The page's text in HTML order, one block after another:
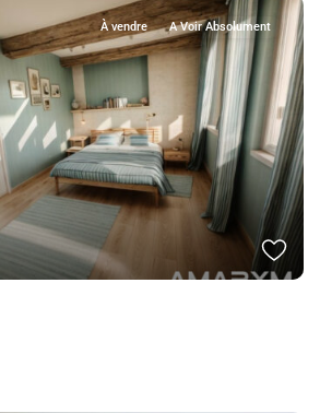
À vendre A Voir Absolument